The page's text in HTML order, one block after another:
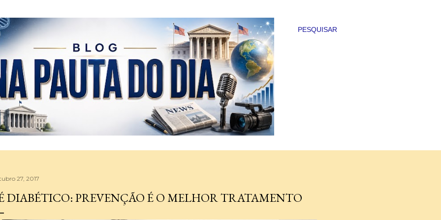
PESQUISAR
27, 2017
DIABÉTICO: PREVENÇÃO É O MELHOR TRATAMENTO